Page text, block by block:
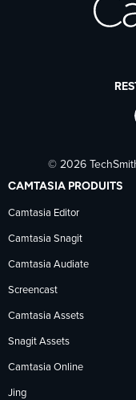
© 2026
CAMTASIA PRODUITS
Camtasia Editor
Camtasia Snagit
Camtasia Audiate
Screencast
Camtasia Assets
Snagit Assets
Camtasia Online
Jing